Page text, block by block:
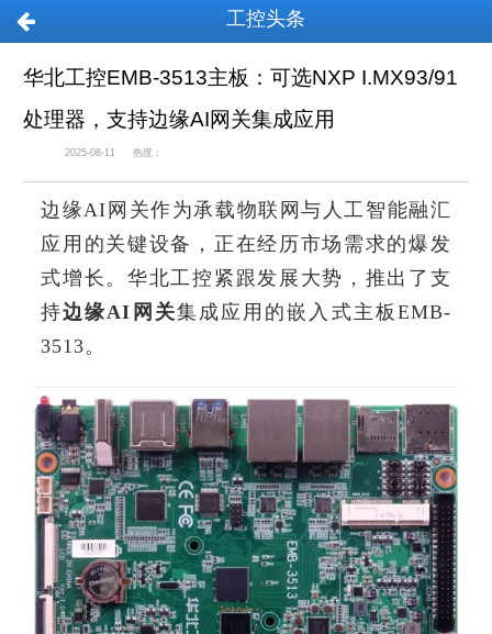
工控头条
华北工控EMB-3513主板：可选NXP I.MX93/91
处理器，支持边缘AI网关集成应用
2025-08-11 热度：
边缘AI网关作为承载物联网与人工智能融汇
应用的关键设备，正在经历市场需求的爆发
式增长。华北工控紧跟发展大势，推出了支
持边缘AI网关集成应用的嵌入式主板EMB-
3513。